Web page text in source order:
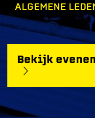
ALGEMENE
Bekijk